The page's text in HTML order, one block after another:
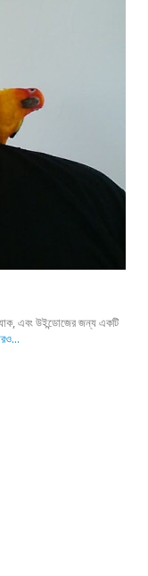
এবং উইন্ডোজের জন্য একটি